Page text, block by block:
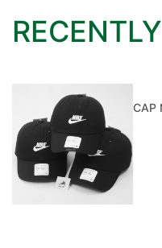
RECENTLY